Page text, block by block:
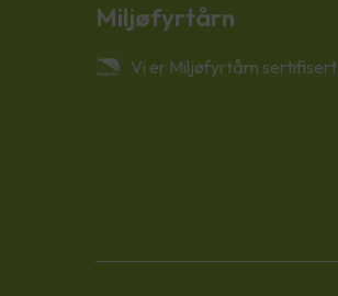
Miljøfyrtårn
Vi er Miljøfyrtårn sertifisert